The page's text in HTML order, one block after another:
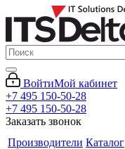
ВойтиМой кабинет
+7 495 150-50-28
+7 495 150-50-28
Заказать звонок
Производители Каталог